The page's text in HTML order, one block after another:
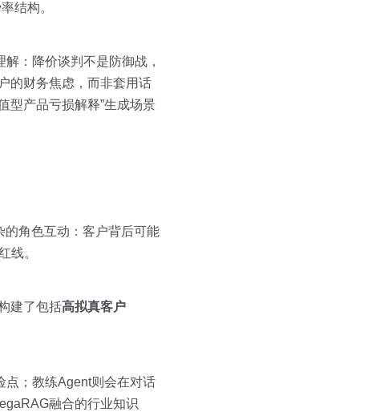
结构。
：降价谈判不是防御战，
的财务焦虑，而非套用话
型产品亏损解释”生成场景
的角色互动：客户背后可能
线。
建了包括高拟真客户
点；教练Agent则会在对话
融合的行业知识